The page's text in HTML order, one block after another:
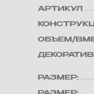
АРТИКУЛ
ОБЪЕМ/
РАЗМЕР: